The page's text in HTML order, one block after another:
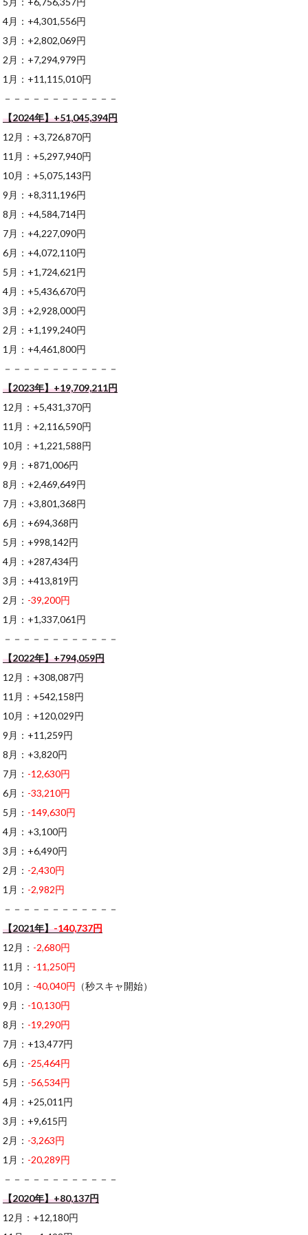
4月：+4,301,556円
3月：+2,802,069円
2月：+7,294,979円
1月：+11,115,010円
－－－－－－－－－－－－
【2024年】+51,045,394円
12月：+3,726,870円
11月：+5,297,940円
10月：+5,075,143円
9月：+8,311,196円
8月：+4,584,714円
7月：+4,227,090円
6月：+4,072,110円
5月：+1,724,621円
4月：+5,436,670円
3月：+2,928,000円
2月：+1,199,240円
1月：+4,461,800円
－－－－－－－－－－－－
【2023年】+19,709,211円
12月：+5,431,370円
11月：+2,116,590円
10月：+1,221,588円
9月：+871,006円
8月：+2,469,649円
7月：+3,801,368円
6月：+694,368円
5月：+998,142円
4月：+287,434円
3月：+413,819円
2月： -39,200円
1月：+1,337,061円
－－－－－－－－－－－－
【2022年】+794,059円
12月：+308,087円
11月：+542,158円
10月：+120,029円
9月：+11,259円
8月：+3,820円
7月： -12,630円
6月： -33,210円
5月： -149,630円
4月：+3,100円
3月：+6,490円
2月： -2,430円
1月： -2,982円
－－－－－－－－－－－－
【2021年】-140,737円
12月： -2,680円
11月： -11,250円
10月： -40,040円 （秒スキャ開始）
9月： -10,130円
8月： -19,290円
7月：+13,477円
6月： -25,464円
5月： -56,534円
4月：+25,011円
3月：+9,615円
2月： -3,263円
1月： -20,289円
－－－－－－－－－－－－
【2020年】+80,137円
12月：+12,180円